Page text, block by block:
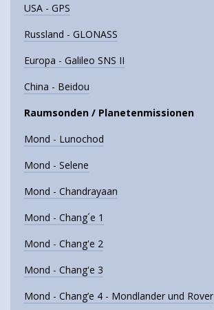
USA - GPS
Russland - GLONASS
Europa - Galileo SNS II
China - Beidou
Raumsonden / Planetenmissionen
Mond - Lunochod
Mond - Selene
Mond - Chandrayaan
Mond - Chang´e 1
Mond - Chang'e 2
Mond - Chang'e 3
Mond - Chang’e 4 - Mondlander und Rover